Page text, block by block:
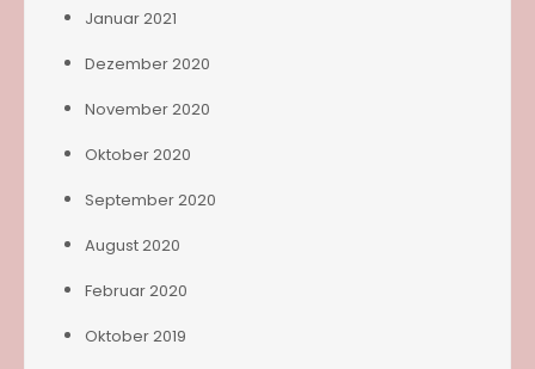
Januar 2021
Dezember 2020
November 2020
Oktober 2020
September 2020
August 2020
Februar 2020
Oktober 2019